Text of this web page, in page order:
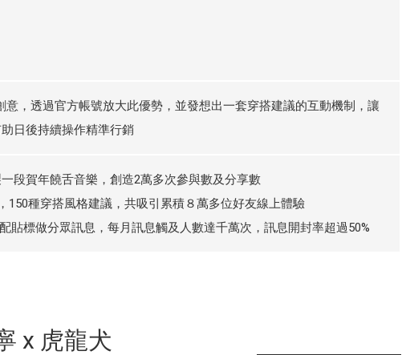
意，透過官方帳號放大此優勢，並發想出一套穿搭建議的互動機制，讓
日後持續操作精準行銷
段賀年饒舌音樂，創造2萬多次參與數及分享數
150種穿搭風格建議，共吸引累積８萬多位好友線上體驗
貼標做分眾訊息，每月訊息觸及人數達千萬次，訊息開封率超過50%
x 虎龍犬